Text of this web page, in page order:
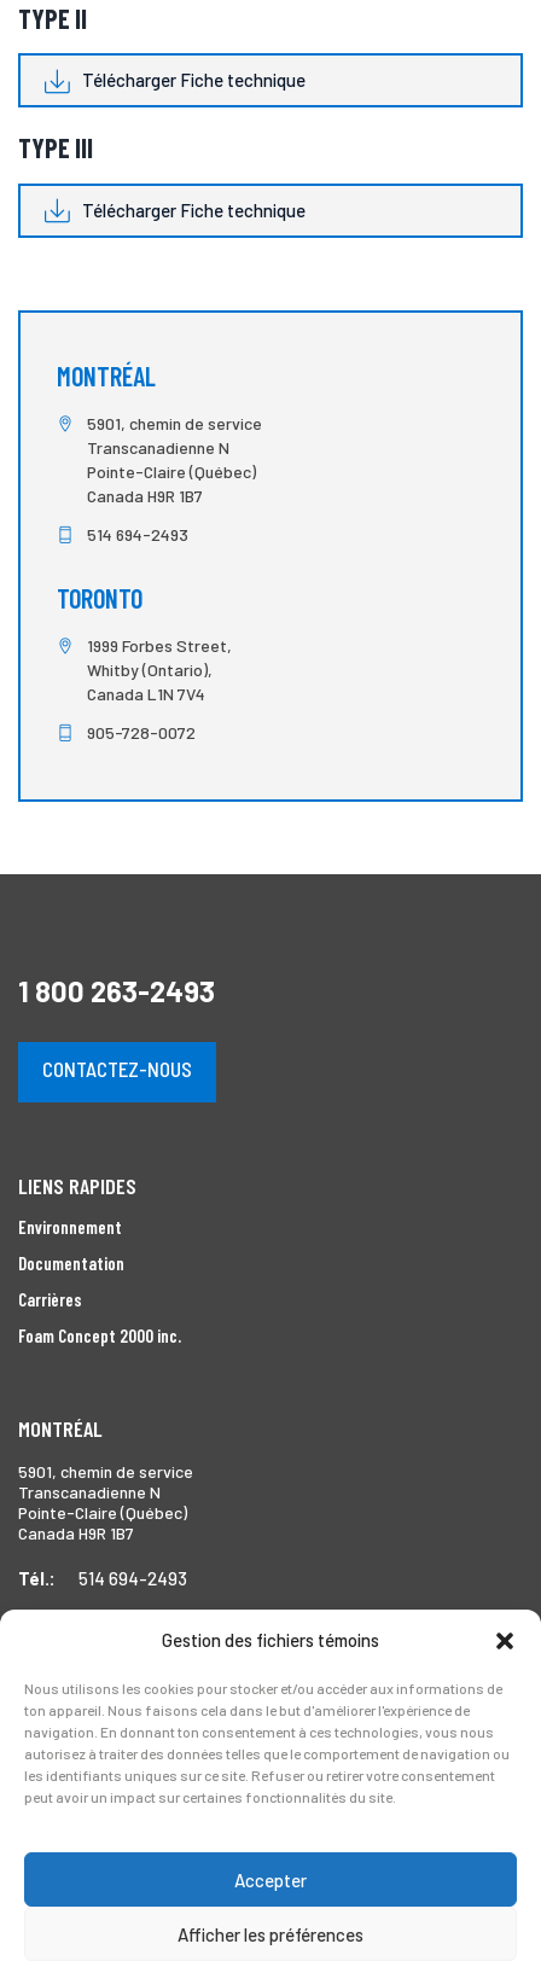
Gestion des fichiers témoins
Nous utilisons les cookies pour stocker et/ou accéder aux informations de
ton appareil. Nous faisons cela dans le but d'améliorer l'expérience de
navigation. En donnant ton consentement à ces technologies, vous nous
autorisez à traiter des données telles que le comportement de navigation ou
les identifiants uniques sur ce site. Refuser ou retirer votre consentement
peut avoir un impact sur certaines fonctionnalités du site.
Accepter
Afficher les préférences
TYPE II
Télécharger Fiche technique
TYPE III
Télécharger Fiche technique
MONTRÉAL
5901, chemin de service
Transcanadienne N
Pointe-Claire (Québec)
Canada H9R 1B7
514 694-2493
TORONTO
1999 Forbes Street,
Whitby (Ontario),
Canada L1N 7V4
905-728-0072
1 800 263-2493
CONTACTEZ-NOUS
LIENS RAPIDES
Environnement
Documentation
Carrières
Foam Concept 2000 inc.
MONTRÉAL
5901, chemin de service
Transcanadienne N
Pointe-Claire (Québec)
Canada H9R 1B7
Tél.: 514 694-2493
1999 Forbes Street,
Whitby (Ontario),
Canada L1N 7V4
Tél.: 905-728-0072